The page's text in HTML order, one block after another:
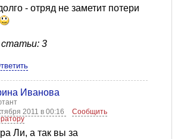
- отряд не заметит потери
3
Иванова
2011 в 00:16
Сообщить
Ли, а так вы за